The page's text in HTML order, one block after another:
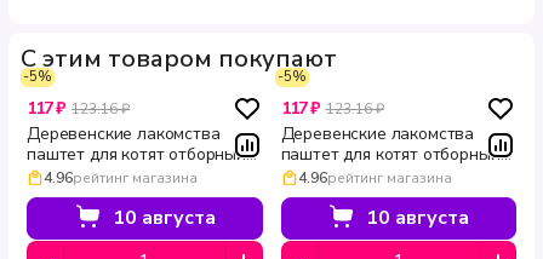
С этим товаром покупают
-5%
117 ₽ 123.16 ₽
Деревенские лакомства
паштет для котят отборный
лосось 70 г
4.96рейтинг магазина
10 августа
-5%
117 ₽ 123.16 ₽
Деревенские лакомства
паштет для котят отборный
тунец 70 г
4.96рейтинг магазина
10 августа